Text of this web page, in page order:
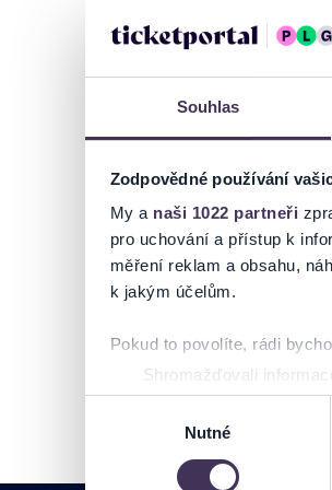
Souhlas
Zodpovědné používání
My a naši 1022 partneři
pro uchování a přístup k
měření reklam a obsahu,
k jakým účelům.
Pokud to povolíte, rádi
Shromažďovali
Identifikovali vaše
Zjistěte více o tom, jak
můžete kdykoliv změnit
Nutné